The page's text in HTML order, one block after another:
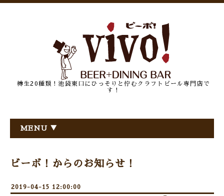
樽生20種類！池袋東口にひっそりと佇むクラフトビール専門店で
す！
MENU ▼
ビーボ！からのお知らせ！
2019-04-15 12:00:00